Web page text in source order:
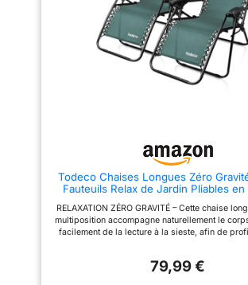
rapide conformément au manuel
d'instructions, la chaise longue
est prête à l'emploi. Rangement
facile grâce à un design pliable
léger. 【DÉTAILS DU COLIS】
Contenu et dimensions de la
rapide
est prête à
facile grâce
léger. 【
Contenu et
Todeco Chaises Longues Zéro
Fauteuils Relax de Jardin Pliables en
Respirant avec Repose-Tête, Dossier
Multiposition, Bain de Soleil
Piscine, Vert
RELAXATION ZÉRO GRAVITÉ – Cette chaise
multiposition accompagne naturellement le
facilement de la lecture à la sieste, afin de
respirant favorise la circulation de l’air tandis
79,99 €